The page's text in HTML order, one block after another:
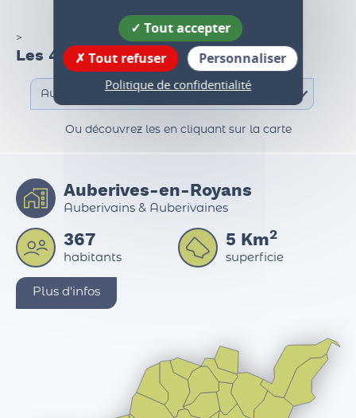
>
Les 47 communes du territoire
Auberives-en-Royans
Auberivains & Auberivaines
367
habitants
5Km2
Tout accepter
Tout refuser
Personnaliser
Politique de confidentialité